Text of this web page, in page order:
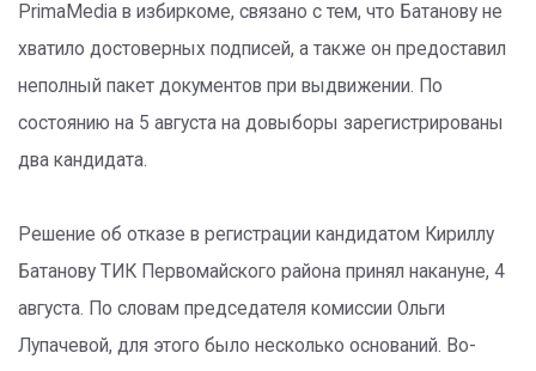
PrimaMedia в избиркоме, связано с тем, что Батанову не
хватило достоверных подписей, а также он предоставил
неполный пакет документов при выдвижении. По
состоянию на 5 августа на довыборы зарегистрированы
два кандидата.
Решение об отказе в регистрации кандидатом Кириллу
Батанову ТИК Первомайского района принял накануне, 4
августа. По словам председателя комиссии Ольги
Лyпачевой, для этого было несколько оснований. Во-